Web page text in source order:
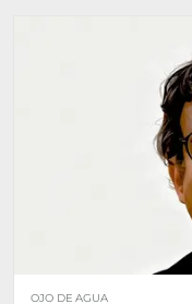
OJO DE AGUA